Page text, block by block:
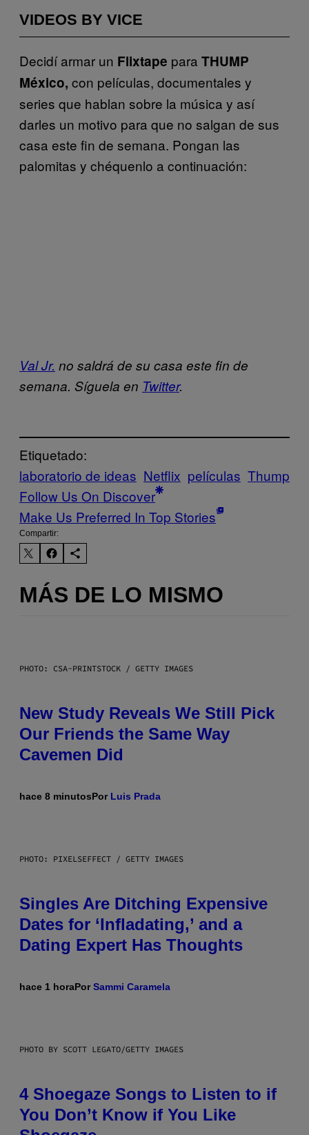
VIDEOS BY VICE
Decidí armar un Flixtape para THUMP
México, con películas, documentales y
series que hablan sobre la música y así
darles un motivo para que no salgan de sus
casa este fin de semana. Pongan las
palomitas y chéquenlo a continuación:
Val Jr. no saldrá de su casa este fin de
semana. Síguela en Twitter.
Etiquetado:
laboratorio de ideas Netflix películas Thump
Follow Us On Discover
Make Us Preferred In Top Stories
Compartir:
MÁS DE LO MISMO
PHOTO: CSA-PRINTSTOCK / GETTY IMAGES
New Study Reveals We Still Pick
Our Friends the Same Way
Cavemen Did
hace 8 minutosPor Luis Prada
PHOTO: PIXELSEFFECT / GETTY IMAGES
Singles Are Ditching Expensive
Dates for ‘Infladating,’ and a
Dating Expert Has Thoughts
hace 1 horaPorSammi Caramela
PHOTO BY SCOTT LEGATO/GETTY IMAGES
4 Shoegaze Songs to Listen to if
You Don’t Know if You Like